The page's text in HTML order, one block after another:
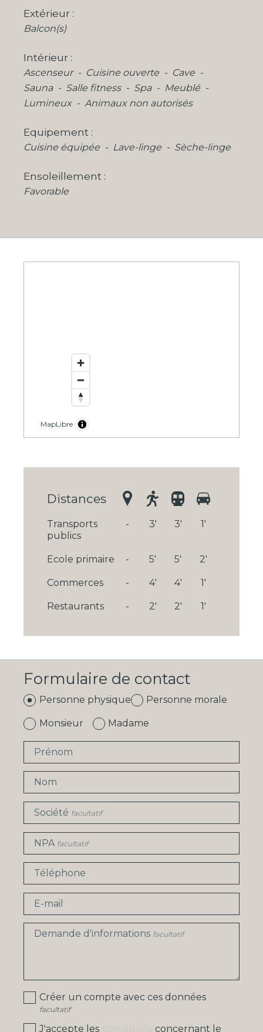
Extérieur
Balcon(s)
Intérieur
Ascenseur Cuisine ouverte
Cave
Sauna
Salle fitness Spa
Meublé
Lumineux
Animaux non autorisés
Equipement
Cuisine équipée Lave-linge Sèche-linge
Ensoleillement
Favorable
MapLibre
Distances
Transports
publics
- 3' 3' 1'
Ecole primaire - 5' 5' 2'
Commerces - 4' 4' 1'
Restaurants - 2' 2' 1'
Formulaire de contact
Personne physique Personne morale
Monsieur Madame
Prénom
Nom
Société facultatif
NPA facultatif
Téléphone
E-mail
Demande d'informations facultatif
Créer un compte avec ces données
facultatif
J'accepte les concernant le